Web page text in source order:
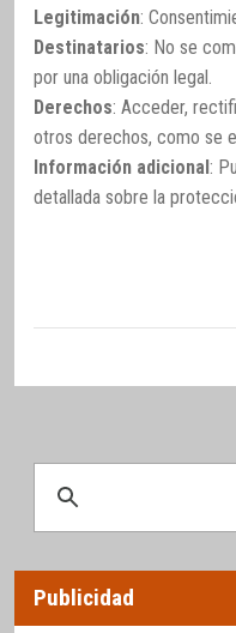
Legitimación:
Destinatarios: No se
por una obligación legal.
Derechos: Acceder,
otros derechos, como se
Información adicional:
detallada sobre la
Publicidad